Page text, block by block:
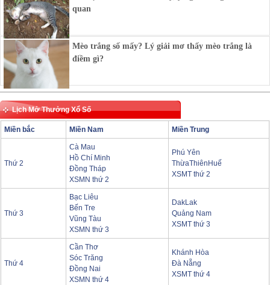
quan
Mèo trắng số mấy? Lý giải mơ thấy mèo trắng là
điềm gì?
Lịch Mở Thưởng Xổ Số
Miền bắc Miền Nam Miền Trung
Thứ 2
Cà Mau
Hồ Chí Minh
Đồng Tháp
XSMN thứ 2
Phú Yên
ThừaThiênHuế
XSMT thứ 2
Thứ 3
Bạc Liêu
Bến Tre
Vũng Tàu
XSMN thứ 3
DakLak
Quảng Nam
XSMT thứ 3
Thứ 4
Cần Thơ
Sóc Trăng
Đồng Nai
XSMN thứ 4
Khánh Hòa
Đà Nẵng
XSMT thứ 4